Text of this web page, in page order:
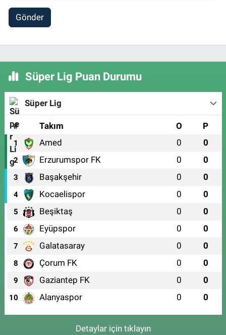
Gönder
Süper Lig Puan Durumu
Süper Lig
# Takım O P
1 Amed 0 0
2 Erzurumspor FK 0 0
3 Başakşehir 0 0
4 Kocaelispor 0 0
5 Beşiktaş 0 0
6 Eyüpspor 0 0
7 Galatasaray 0 0
8 Çorum FK 0 0
9 Gaziantep FK 0 0
10 Alanyaspor 0 0
Detaylar için tıklayın